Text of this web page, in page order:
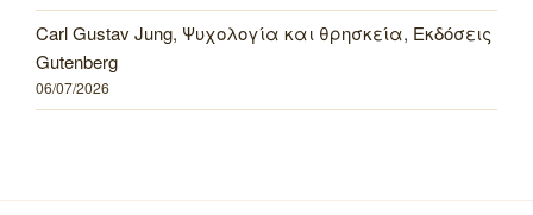
Carl Gustav Jung, Ψυχολογία και θρησκεία, Εκδόσεις
Gutenberg
06/07/2026